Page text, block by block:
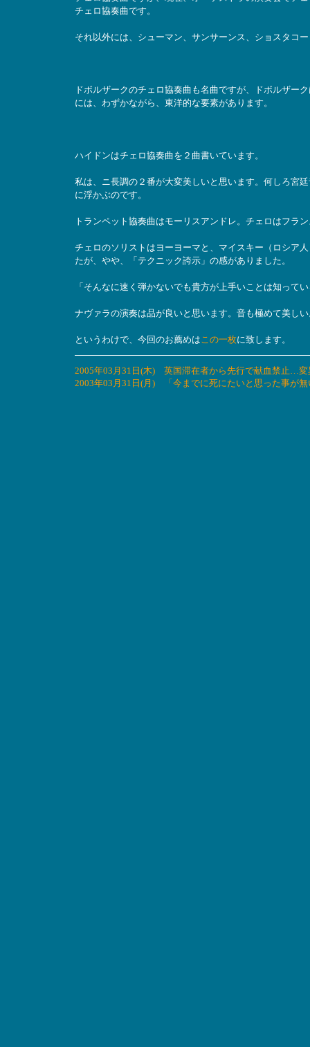
チェロ協奏曲です。
それ以外には、シューマン、サンサーンス、ショスタコ
ドボルザークのチェロ協奏曲も名曲ですが、ドボルザー
には、わずかながら、東洋的な要素があります。
ハイドンはチェロ協奏曲を２曲書いています。
私は、ニ長調の２番が大変美しいと思います。何しろ宮
に浮かぶのです。
トランペット協奏曲はモーリスアンドレ。チェロはフラ
チェロのソリストはヨーヨーマと、マイスキー（ロシア
たが、やや、「テクニック誇示」の感がありました。
「そんなに速く弾かないでも貴方が上手いことは知って
ナヴァラの演奏は品が良いと思います。音も極めて美しい
というわけで、今回のお薦めはこの一枚に致します。
2005年03月31日(木) 英国滞在者から先行で献血禁止…
2003年03月31日(月) 「今までに死にたいと思った事が